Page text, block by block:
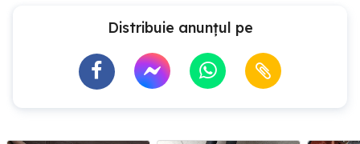
Distribuie anunțul pe